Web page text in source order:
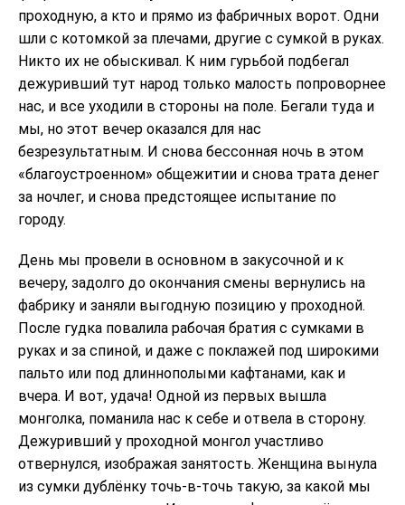
проходную, а кто и прямо из фабричных ворот. Одни
шли с котомкой за плечами, другие с сумкой в руках.
Никто их не обыскивал. К ним гурьбой подбегал
дежуривший тут народ только малость попроворнее
нас, и все уходили в стороны на поле. Бегали туда и
мы, но этот вечер оказался для нас
безрезультатным. И снова бессонная ночь в этом
«благоустроенном» общежитии и снова трата денег
за ночлег, и снова предстоящее испытание по
городу.
День мы провели в основном в закусочной и к
вечеру, задолго до окончания смены вернулись на
фабрику и заняли выгодную позицию у проходной.
После гудка повалила рабочая братия с сумками в
руках и за спиной, и даже с поклажей под широкими
пальто или под длиннополыми кафтанами, как и
вчера. И вот, удача! Одной из первых вышла
монголка, поманила нас к себе и отвела в сторону.
Дежуривший у проходной монгол участливо
отвернулся, изображая занятость. Женщина вынула
из сумки дублёнку точь-в-точь такую, за какой мы